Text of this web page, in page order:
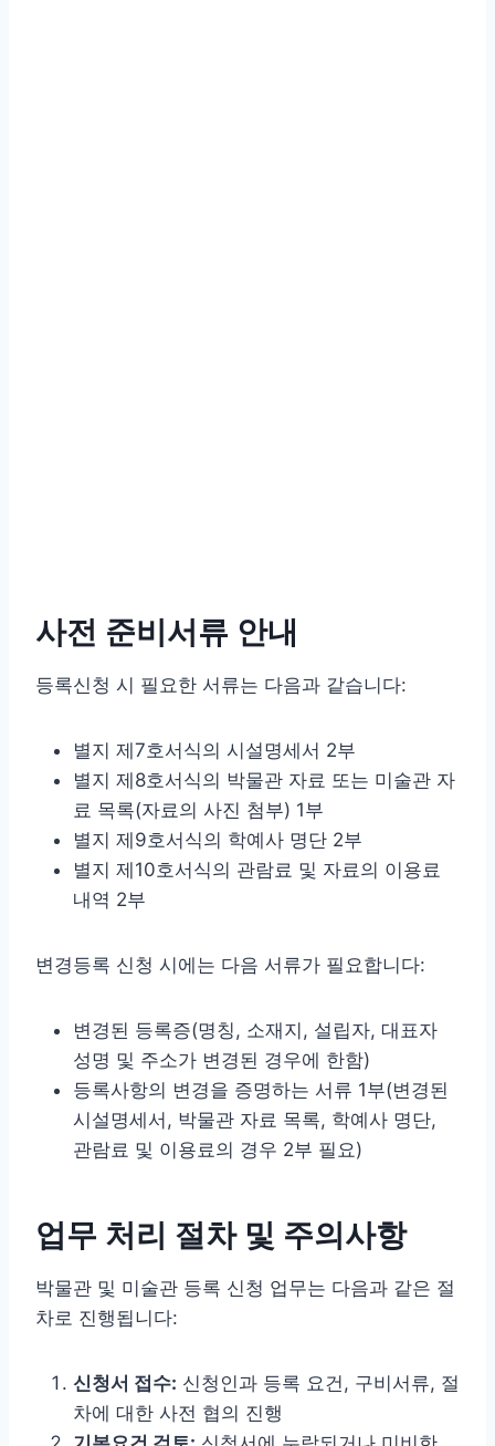
사전 준비서류 안내
등록신청 시 필요한 서류는 다음과 같습니다:
별지 제7호서식의 시설명세서 2부
별지 제8호서식의 박물관 자료 또는 미술관 자
료 목록(자료의 사진 첨부) 1부
별지 제9호서식의 학예사 명단 2부
별지 제10호서식의 관람료 및 자료의 이용료
내역 2부
변경등록 신청 시에는 다음 서류가 필요합니다:
변경된 등록증(명칭, 소재지, 설립자, 대표자
성명 및 주소가 변경된 경우에 한함)
등록사항의 변경을 증명하는 서류 1부(변경된
시설명세서, 박물관 자료 목록, 학예사 명단,
관람료 및 이용료의 경우 2부 필요)
업무 처리 절차 및 주의사항
박물관 및 미술관 등록 신청 업무는 다음과 같은 절
차로 진행됩니다:
신청서 접수: 신청인과 등록 요건, 구비서류, 절
차에 대한 사전 협의 진행